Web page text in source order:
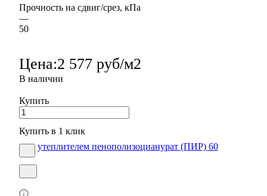
Прочность на сдвиг/срез, кПа
—
50
Цена:2 577 руб/м2
В наличии
Купить
Купить в 1 клик